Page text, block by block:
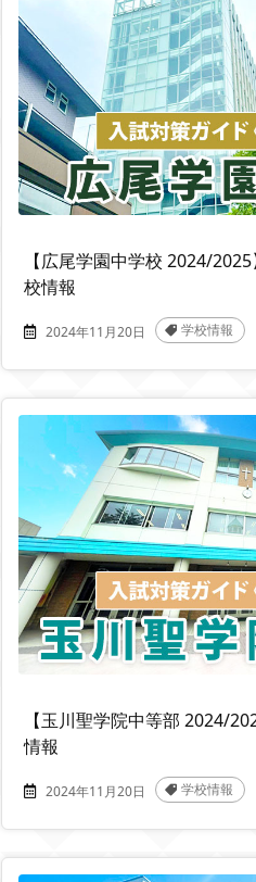
【広尾学園中学校 2024/
校情報
2024年11月20日 学校情報
【玉川聖学院中等部 2024/
情報
2024年11月20日 学校情報